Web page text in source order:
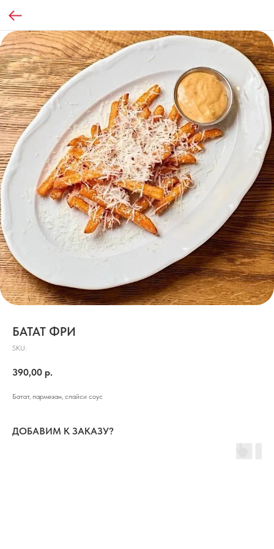
БАТАТ ФРИ
SKU:
390,00 р.
Батат, пармезан, спайси соус
ДОБАВИМ К ЗАКАЗУ?